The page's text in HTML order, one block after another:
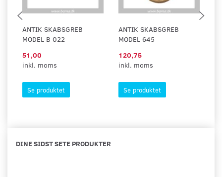
ANTIK SKABSGREB
MODEL B 022
51,00
inkl. moms
Se produktet
ANTIK SKABSGREB
MODEL 645
120,75
inkl. moms
Se produktet
DINE SIDST SETE PRODUKTER